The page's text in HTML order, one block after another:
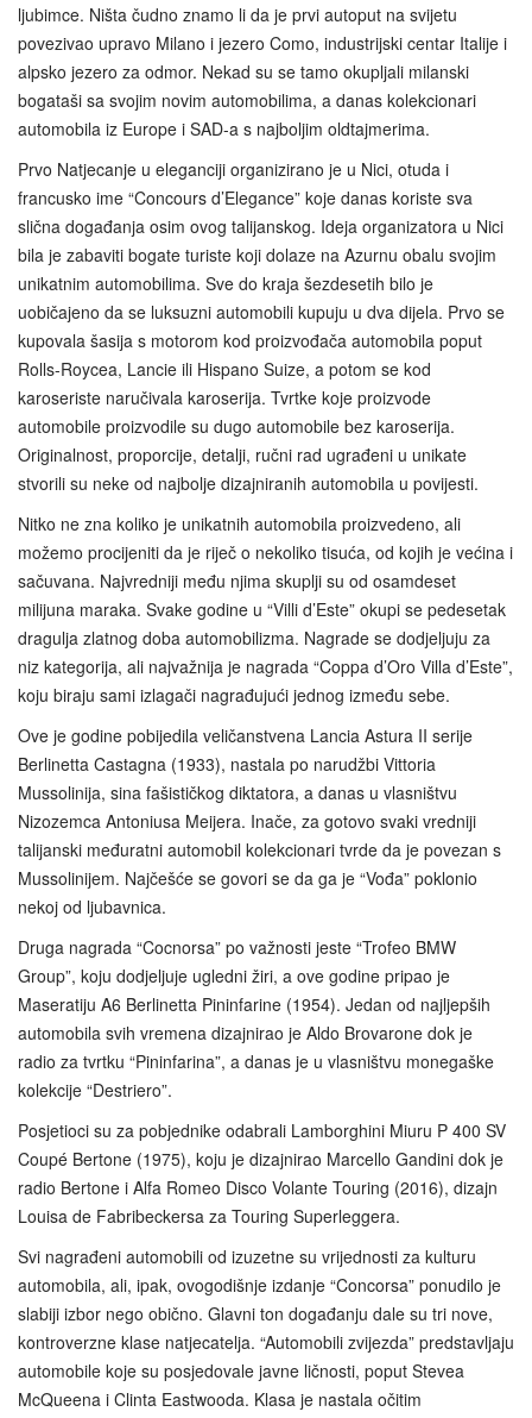
ljubimce. Ništa čudno znamo li da je prvi autoput na svijetu
povezivao upravo Milano i jezero Como, industrijski centar Italije i
alpsko jezero za odmor. Nekad su se tamo okupljali milanski
bogataši sa svojim novim automobilima, a danas kolekcionari
automobila iz Europe i SAD-a s najboljim oldtajmerima.
Prvo Natjecanje u eleganciji organizirano je u Nici, otuda i
francusko ime “Concours d’Elegance” koje danas koriste sva
slična događanja osim ovog talijanskog. Ideja organizatora u Nici
bila je zabaviti bogate turiste koji dolaze na Azurnu obalu svojim
unikatnim automobilima. Sve do kraja šezdesetih bilo je
uobičajeno da se luksuzni automobili kupuju u dva dijela. Prvo se
kupovala šasija s motorom kod proizvođača automobila poput
Rolls-Roycea, Lancie ili Hispano Suize, a potom se kod
karoseriste naručivala karoserija. Tvrtke koje proizvode
automobile proizvodile su dugo automobile bez karoserija.
Originalnost, proporcije, detalji, ručni rad ugrađeni u unikate
stvorili su neke od najbolje dizajniranih automobila u povijesti.
Nitko ne zna koliko je unikatnih automobila proizvedeno, ali
možemo procijeniti da je riječ o nekoliko tisuća, od kojih je većina i
sačuvana. Najvredniji među njima skuplji su od osamdeset
milijuna maraka. Svake godine u “Villi d’Este” okupi se pedesetak
dragulja zlatnog doba automobilizma. Nagrade se dodjeljuju za
niz kategorija, ali najvažnija je nagrada “Coppa d’Oro Villa d’Este”,
koju biraju sami izlagači nagrađujući jednog između sebe.
Ove je godine pobijedila veličanstvena Lancia Astura II serije
Berlinetta Castagna (1933), nastala po narudžbi Vittoria
Mussolinija, sina fašističkog diktatora, a danas u vlasništvu
Nizozemca Antoniusa Meijera. Inače, za gotovo svaki vredniji
talijanski međuratni automobil kolekcionari tvrde da je povezan s
Mussolinijem. Najčešće se govori se da ga je “Vođa” poklonio
nekoj od ljubavnica.
Druga nagrada “Cocnorsa” po važnosti jeste “Trofeo BMW
Group”, koju dodjeljuje ugledni žiri, a ove godine pripao je
Maseratiju A6 Berlinetta Pininfarine (1954). Jedan od najljepših
automobila svih vremena dizajnirao je Aldo Brovarone dok je
radio za tvrtku “Pininfarina”, a danas je u vlasništvu monegaške
kolekcije “Destriero”.
Posjetioci su za pobjednike odabrali Lamborghini Miuru P 400 SV
Coupé Bertone (1975), koju je dizajnirao Marcello Gandini dok je
radio Bertone i Alfa Romeo Disco Volante Touring (2016), dizajn
Louisa de Fabribeckersa za Touring Superleggera.
Svi nagrađeni automobili od izuzetne su vrijednosti za kulturu
automobila, ali, ipak, ovogodišnje izdanje “Concorsa” ponudilo je
slabiji izbor nego obično. Glavni ton događanju dale su tri nove,
kontroverzne klase natjecatelja. “Automobili zvijezda” predstavljaju
automobile koje su posjedovale javne ličnosti, poput Stevea
McQueena i Clinta Eastwooda. Klasa je nastala očitim